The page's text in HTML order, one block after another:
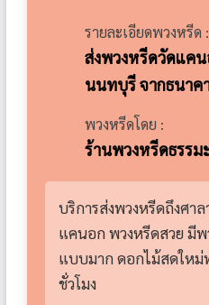
รายละเอียดพวงหรีด :
ส่งพวงหรีดวัดแคน
นนทบุรี จากธนาค
พวงหรีดโดย :
ร้านพวงหรีดธรรม
บริการส่งพวงหรีดถึงศา
แคนอก พวงหรีดสวย มีพ
แบบมาก ดอกไม้สดใหม่
ชั่วโมง